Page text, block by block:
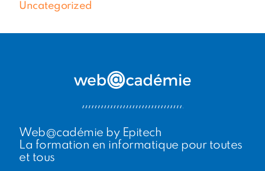
Uncategorized
Web@cadémie by Epitech
La formation en informatique pour toutes
et tous